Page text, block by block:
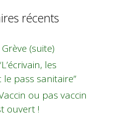
récents
Grève (suite)
les
pass sanitaire”
ou pas vaccin
ouvert !